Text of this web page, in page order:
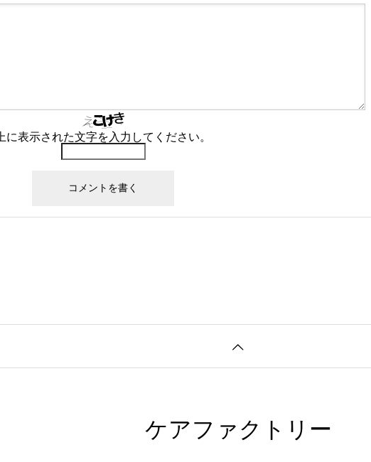
上に表示された文字を入力してください。
ケアファクトリー